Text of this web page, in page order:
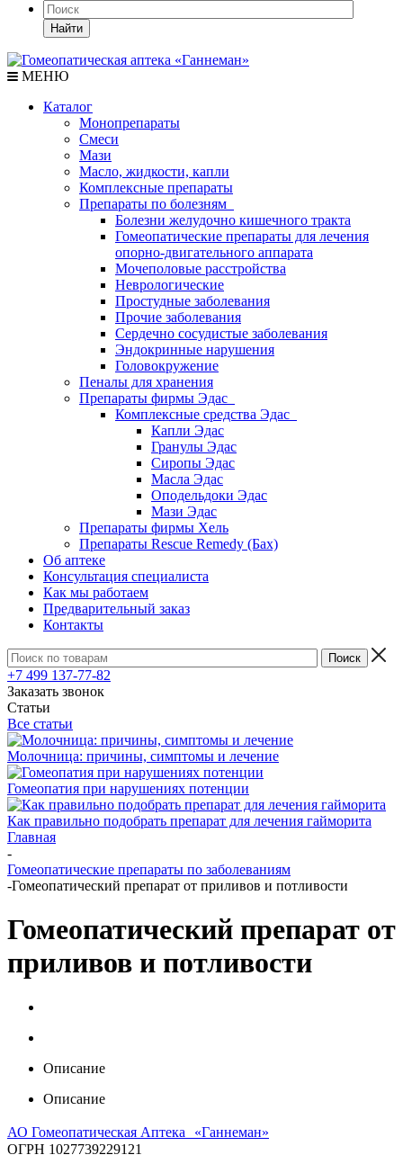
Найти
МЕНЮ
Каталог
Монопрепараты
Смеси
Мази
Масло, жидкости, капли
Комплексные препараты
Препараты по болезням
Болезни желудочно кишечного тракта
Гомеопатические препараты для лечения
опорно-двигательного аппарата
Мочеполовые расстройства
Неврологические
Простудные заболевания
Прочие заболевания
Сердечно сосудистые заболевания
Эндокринные нарушения
Головокружение
Пеналы для хранения
Препараты фирмы Эдас
Комплексные средства Эдас
Капли Эдас
Гранулы Эдас
Сиропы Эдас
Масла Эдас
Оподельдоки Эдас
Мази Эдас
Препараты фирмы Хель
Препараты Rescue Remedy (Бах)
Об аптеке
Консультация специалиста
Как мы работаем
Предварительный заказ
Контакты
+7 499 137-77-82
Заказать звонок
Статьи
Все статьи
Молочница: причины, симптомы и лечение
Гомеопатия при нарушениях потенции
Как правильно подобрать препарат для лечения гайморита
Главная
-
Гомеопатические препараты по заболеваниям
-Гомеопатический препарат от приливов и потливости
Гомеопатический препарат от
приливов и потливости
Описание
Описание
АО Гомеопатическая Аптека «Ганнеман»
ОГРН 1027739229121